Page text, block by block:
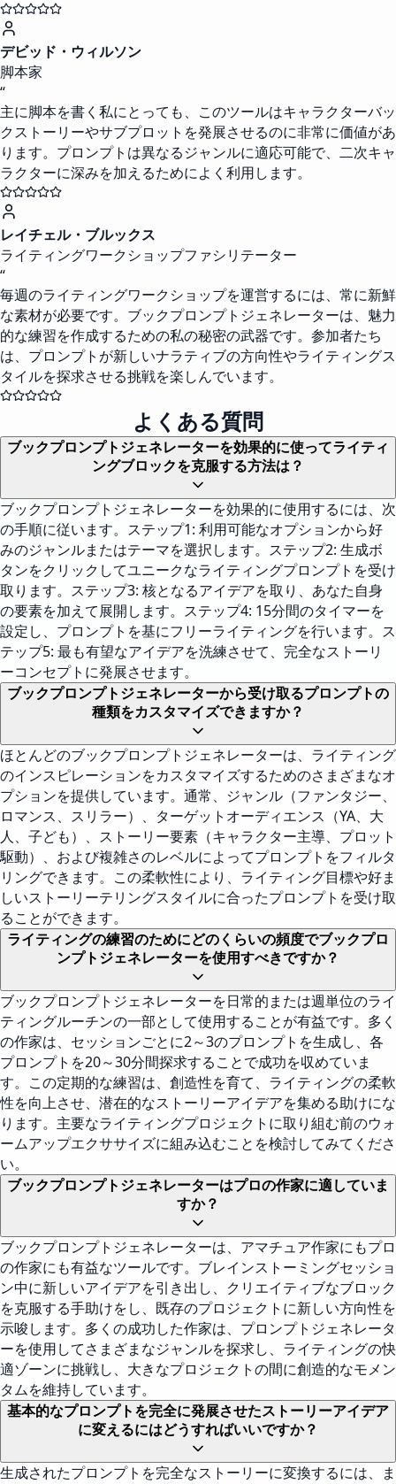
デビッド・ウィルソン
脚本家
“
主に脚本を書く私にとっても、このツールはキャラクターバッ
クストーリーやサブプロットを発展させるのに非常に価値があ
ります。プロンプトは異なるジャンルに適応可能で、二次キャ
ラクターに深みを加えるためによく利用します。
レイチェル・ブルックス
ライティングワークショップファシリテーター
“
毎週のライティングワークショップを運営するには、常に新鮮
な素材が必要です。ブックプロンプトジェネレーターは、魅力
的な練習を作成するための私の秘密の武器です。参加者たち
は、プロンプトが新しいナラティブの方向性やライティングス
タイルを探求させる挑戦を楽しんでいます。
よくある質問
ブックプロンプトジェネレーターを効果的に使ってライティ
ングブロックを克服する方法は？
ブックプロンプトジェネレーターを効果的に使用するには、次
の手順に従います。ステップ1: 利用可能なオプションから好
みのジャンルまたはテーマを選択します。ステップ2: 生成ボ
タンをクリックしてユニークなライティングプロンプトを受け
取ります。ステップ3: 核となるアイデアを取り、あなた自身
の要素を加えて展開します。ステップ4: 15分間のタイマーを
設定し、プロンプトを基にフリーライティングを行います。ス
テップ5: 最も有望なアイデアを洗練させて、完全なストーリ
ーコンセプトに発展させます。
ブックプロンプトジェネレーターから受け取るプロンプトの
種類をカスタマイズできますか？
ほとんどのブックプロンプトジェネレーターは、ライティング
のインスピレーションをカスタマイズするためのさまざまなオ
プションを提供しています。通常、ジャンル（ファンタジー、
ロマンス、スリラー）、ターゲットオーディエンス（YA、大
人、子ども）、ストーリー要素（キャラクター主導、プロット
駆動）、および複雑さのレベルによってプロンプトをフィルタ
リングできます。この柔軟性により、ライティング目標や好ま
しいストーリーテリングスタイルに合ったプロンプトを受け取
ることができます。
ライティングの練習のためにどのくらいの頻度でブックプロ
ンプトジェネレーターを使用すべきですか？
ブックプロンプトジェネレーターを日常的または週単位のライ
ティングルーチンの一部として使用することが有益です。多く
の作家は、セッションごとに2～3のプロンプトを生成し、各
プロンプトを20～30分間探求することで成功を収めていま
す。この定期的な練習は、創造性を育て、ライティングの柔軟
性を向上させ、潜在的なストーリーアイデアを集める助けにな
ります。主要なライティングプロジェクトに取り組む前のウォ
ームアップエクササイズに組み込むことを検討してみてくださ
い。
ブックプロンプトジェネレーターはプロの作家に適していま
すか？
ブックプロンプトジェネレーターは、アマチュア作家にもプロ
の作家にも有益なツールです。ブレインストーミングセッショ
ン中に新しいアイデアを引き出し、クリエイティブなブロック
を克服する手助けをし、既存のプロジェクトに新しい方向性を
示唆します。多くの成功した作家は、プロンプトジェネレータ
ーを使用してさまざまなジャンルを探求し、ライティングの快
適ゾーンに挑戦し、大きなプロジェクトの間に創造的なモメン
タムを維持しています。
基本的なプロンプトを完全に発展させたストーリーアイデア
に変えるにはどうすればいいですか？
生成されたプロンプトを完全なストーリーに変換するには、ま